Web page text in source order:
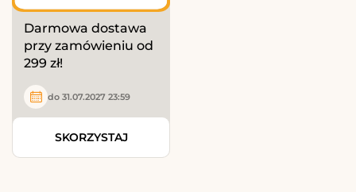
Darmowa dostawa
przy zamówieniu od
299 zł!
do 31.07.2027 23:59
SKORZYSTAJ